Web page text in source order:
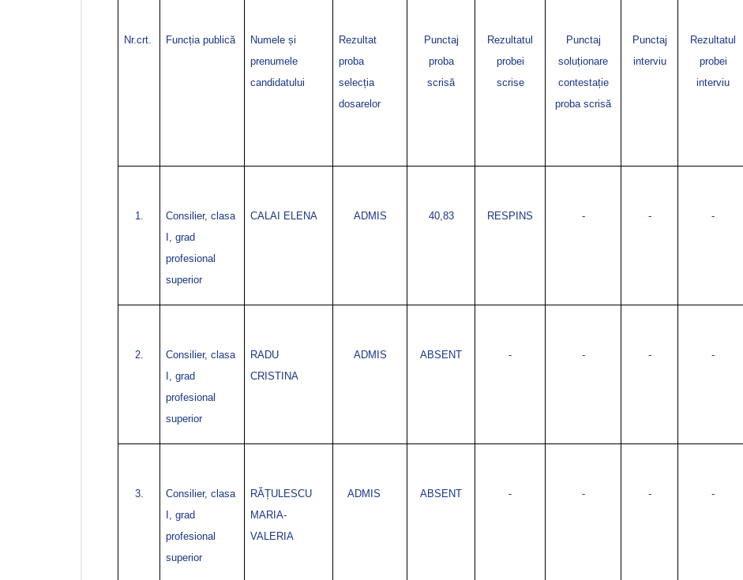
Nr.crt. Funcția publică
Numele și
prenumele
candidatului
Rezultat
proba
selecția
dosarelor
Punctaj
proba
scrisă
Rezultatul
probei
scrise
Punctaj
soluționare
contestație
proba scrisă
Punctaj
interviu
Rezultatul
probei
interviu
1.
Consilier, clasa
I, grad
profesional
superior
CALAI ELENA ADMIS 40,83 RESPINS - - -
2.
Consilier, clasa
I, grad
profesional
superior
RADU
CRISTINA
ADMIS ABSENT - - - -
3.
Consilier, clasa
I, grad
profesional
superior
RĂȚULESCU
MARIA-
VALERIA
ADMIS ABSENT - - - -